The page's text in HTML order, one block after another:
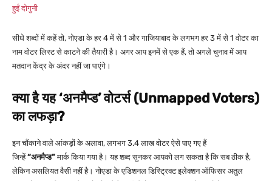
हुईं दोगुनी
सीधे शब्दों में कहें तो, नोएडा के हर 4 में से 1 और गाजियाबाद के लगभग हर 3 में से 1 वोटर का
नाम वोटर लिस्ट से काटने की तैयारी है। अगर आप इनमें से एक हैं, तो अगले चुनाव में आप
मतदान केंद्र के अंदर नहीं जा पाएंगे।
क्या है यह ‘अनमैप्ड’ वोटर्स (Unmapped Voters)
का लफड़ा?
इन चौंकाने वाले आंकड़ों के अलावा, लगभग 3.4 लाख वोटर ऐसे पाए गए हैं
जिन्हें“अनमैप्ड”मार्क किया गया है। यह शब्द सुनकर आपको लग सकता है कि सब ठीक है,
लेकिन असलियत वैसी नहीं है। नोएडा के एडिशनल डिस्ट्रिक्ट इलेक्शन ऑफिसर अतुल